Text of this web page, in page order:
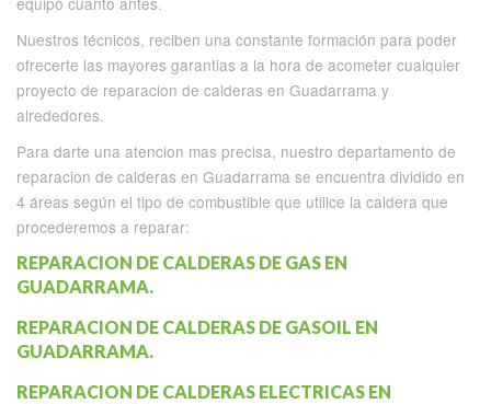
Nuestros técnicos, reciben una constante formación para poder
ofrecerte las mayores garantias a la hora de acometer cualquier
proyecto de reparacion de calderas en Guadarrama y
alrededores.
Para darte una atencion mas precisa, nuestro departamento de
reparacion de calderas en Guadarrama se encuentra dividido en
4 áreas según el tipo de combustible que utilice la caldera que
procederemos a reparar:
REPARACION DE CALDERAS DE GAS EN
GUADARRAMA.
REPARACION DE CALDERAS DE GASOIL EN
GUADARRAMA.
REPARACION DE CALDERAS ELECTRICAS EN